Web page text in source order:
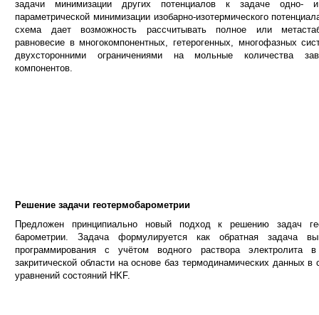
задачи минимизации других потенциалов к задаче одно-
параметрической минимизации изобарно-изотермического
схема дает возможность рассчитывать полное или
равновесие в многокомпонентных, гетерогенных, многофазных
двухсторонними ограничениями на мольные количества
компонентов.
Решение задачи геотермобарометрии
Предложен принципиально новый подход к решению задач
барометрии. Задача формулируется как обратная задача
программирования с учётом водного раствора электролита
закритической области на основе баз термодинамических данных в
уравнений состояний HKF.